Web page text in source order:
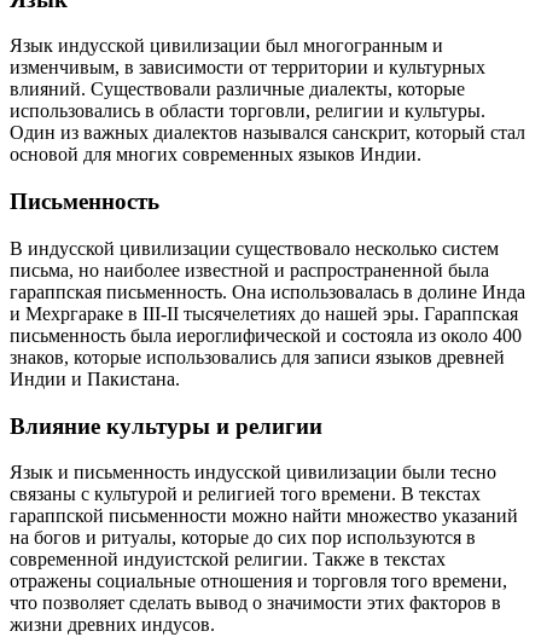
Язык индусской цивилизации был многогранным и
изменчивым, в зависимости от территории и культурных
влияний. Существовали различные диалекты, которые
использовались в области торговли, религии и культуры.
Один из важных диалектов назывался санскрит, который стал
основой для многих современных языков Индии.
Письменность
В индусской цивилизации существовало несколько систем
письма, но наиболее известной и распространенной была
гараппская письменность. Она использовалась в долине Инда
и Мехргараке в III-II тысячелетиях до нашей эры. Гараппская
письменность была иероглифической и состояла из около 400
знаков, которые использовались для записи языков древней
Индии и Пакистана.
Влияние культуры и религии
Язык и письменность индусской цивилизации были тесно
связаны с культурой и религией того времени. В текстах
гараппской письменности можно найти множество указаний
на богов и ритуалы, которые до сих пор используются в
современной индуистской религии. Также в текстах
отражены социальные отношения и торговля того времени,
что позволяет сделать вывод о значимости этих факторов в
жизни древних индусов.